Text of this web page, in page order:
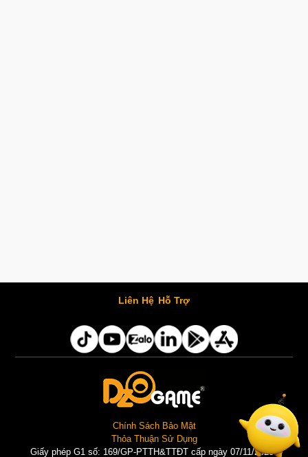
Liên Hệ Hỗ Trợ
Chính Sách Bảo Mật
Thỏa Thuận Sử Dụng
Giấy phép G1 số: 169/GP-PTTH&TTĐT cấp ngày 07/11/2025 |